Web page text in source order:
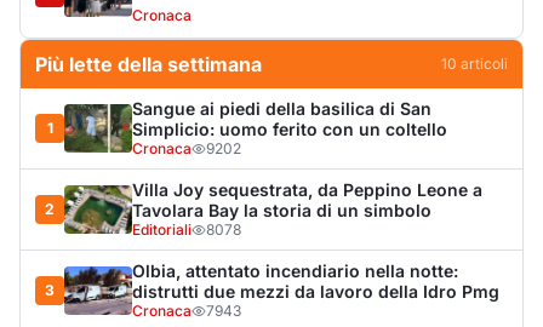
9
La protesta di via Fiume: "Siamo pronti a
rivolgerci al prefetto"
Cronaca 3704
10
Monte Pino riapre, ma non è una festa: «Qui
sono morte tre persone»
Eventi 3449
LA NOTIZIA PIÙ LETTA DEL MESE